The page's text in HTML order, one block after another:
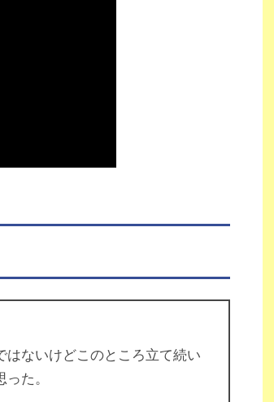
ないけどこのところ立て続い
た。